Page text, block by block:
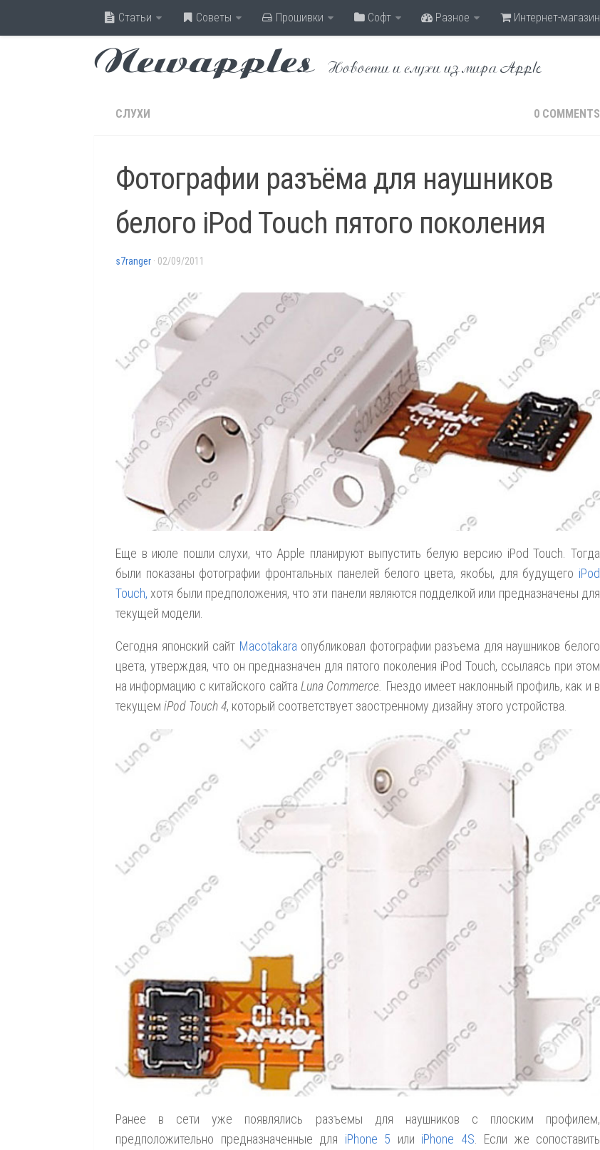
Статьи Советы Прошивки Софт Разное Интернет-магазин
Newapples Новости и слухи из мира Apple
СЛУХИ 0 COMMENTS
Фотографии разъёма для наушников
белого iPod Touch пятого поколения
s7ranger · 02/09/2011
Еще в июле пошли слухи, что Apple планируют выпустить белую версию iPod Touch. Тогда
были показаны фотографии фронтальных панелей белого цвета, якобы, для будущего iPod
Touch, хотя были предположения, что эти панели являются подделкой или предназначены для
текущей модели.
Сегодня японский сайт Macotakaraопубликовал фотографии разъема для наушников белого
цвета, утверждая, что он предназначен для пятого поколения iPod Touch, ссылаясь при этом
на информацию с китайского сайта Luna Commerce. Гнездо имеет наклонный профиль, как и в
текущем iPod Touch 4, который соответствует заостренному дизайну этого устройства.
Ранее в сети уже появлялись разъемы для наушников с плоским профилем,
предположительно предназначенные для iPhone 5 или iPhone 4S. Если же сопоставить